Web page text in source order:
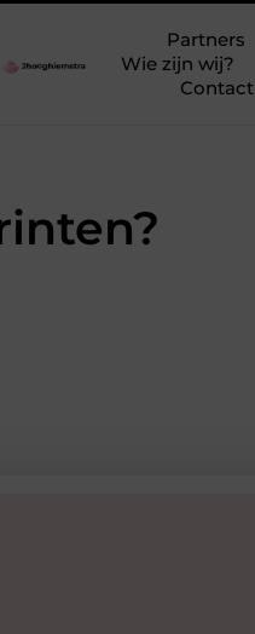
Partners
Wie zijn wij?
Contact